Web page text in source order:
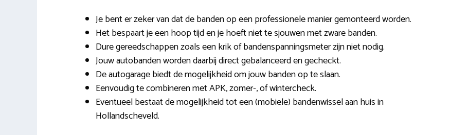
Je bent er zeker van dat de banden op een professionele manier gemonteerd worden.
Het bespaart je een hoop tijd en je hoeft niet te sjouwen met zware banden.
Dure gereedschappen zoals een krik of bandenspanningsmeter zijn niet nodig.
Jouw autobanden worden daarbij direct gebalanceerd en gecheckt.
De autogarage biedt de mogelijkheid om jouw banden op te slaan.
Eenvoudig te combineren met APK, zomer-, of wintercheck.
Eventueel bestaat de mogelijkheid tot een (mobiele) bandenwissel aan huis in
Hollandscheveld.